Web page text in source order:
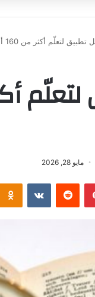
لتعلّم أكثر من 160 ألف فعل بالألمانية
مايو 28, 2026
بينتيريست